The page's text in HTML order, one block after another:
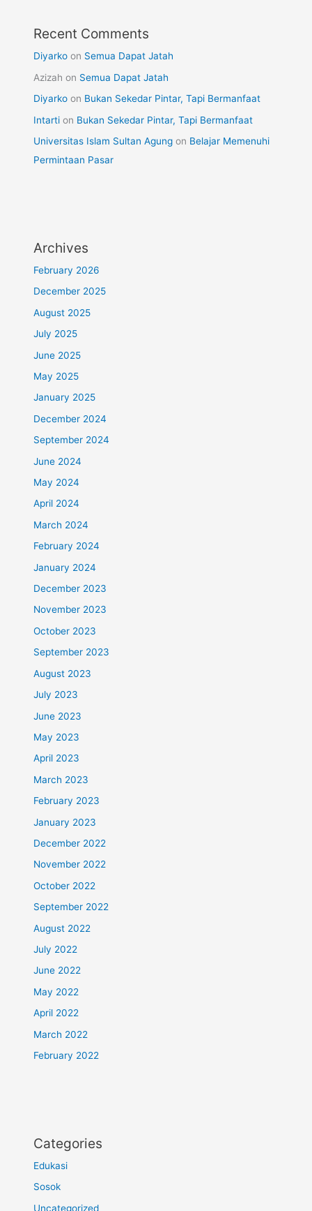
Recent Comments
Diyarko on Semua Dapat Jatah
Azizah on Semua Dapat Jatah
Diyarko on Bukan Sekedar Pintar, Tapi Bermanfaat
Intarti on Bukan Sekedar Pintar, Tapi Bermanfaat
Universitas Islam Sultan Agung on Belajar Memenuhi
Permintaan Pasar
Archives
February 2026
December 2025
August 2025
July 2025
June 2025
May 2025
January 2025
December 2024
September 2024
June 2024
May 2024
April 2024
March 2024
February 2024
January 2024
December 2023
November 2023
October 2023
September 2023
August 2023
July 2023
June 2023
May 2023
April 2023
March 2023
February 2023
January 2023
December 2022
November 2022
October 2022
September 2022
August 2022
July 2022
June 2022
May 2022
April 2022
March 2022
February 2022
Categories
Edukasi
Sosok
Uncategorized